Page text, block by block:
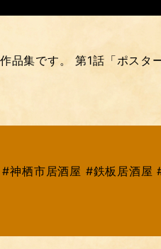
品集です。 第1話「ポスタ
栖市居酒屋 #鉄板居酒屋